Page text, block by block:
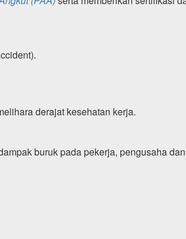
derajat kesehatan kerja.
buruk pada pekerja, pengusaha